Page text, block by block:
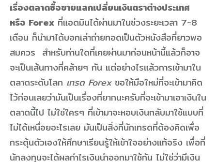
เรื่องตลาดซื้อขายแลกเปลี่ยนเงินตราต่างประเทศ
หรือ Forex ที่แอดมินได้ผ่านมาในช่วงระยะเวลา 7-8
เดือน ก็นำมาได้บอกเล่าถ่ายทอดเป็นตัวหนังสือที่ยาวพอ
สมควร สำหรับท่านใดที่เคยผ่านมาก่อนหน้านี้แล้วก็อาจ
จะเป็นเส้นทางที่คล้ายๆ กัน แต่อย่างไรแล้วการเข้ามาใน
ตลาดระดับโลก เทรด Forexขอให้มือใหม่ที่จะเข้ามาคิด
ไว้ก่อนเลยว่ามันเป็นเรื่องที่ยากนะครับที่จะเข้ามาเอาเงินใน
ตลาดนี้ไป ไม่ใช่ใครๆ ที่เข้ามาจะหอบเงินกลับมาใช้แบบที่
ไม่ได้เหนื่อยอะไรเลย มันเป็นสิ่งที่นักเทรดที่ต้องคิดเพื่อ
กระตุ้นตัวเองให้ศึกษาเรียนรู้ให้เข้าใจอย่างแท้จริง เพื่อที่
นักลงทุนจะได้ผลกำไรเงินนำออกมาใช้กัน ไม่ใช่ว่ามีเงิน